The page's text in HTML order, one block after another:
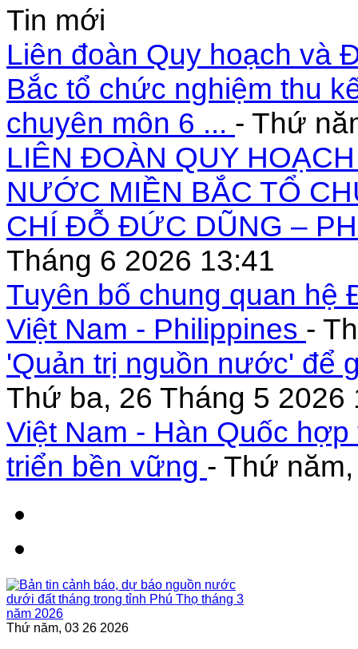
Tin mới
Liên đoàn Quy hoạch và
Bắc tổ chức nghiệm thu
chuyên môn 6 ... - Thứ
LIÊN ĐOÀN QUY
NƯỚC MIỀN BẮC TỔ
CHÍ ĐỖ ĐỨC DŨNG –
Tháng 6 2026 13:41
Tuyên bố chung quan
Việt Nam - Philippines -
'Quản trị nguồn nước' để
Thứ ba, 26 Tháng 5 2026
Việt Nam - Hàn Quốc
triển bền vững - Thứ
Thứ năm, 03 26 2026